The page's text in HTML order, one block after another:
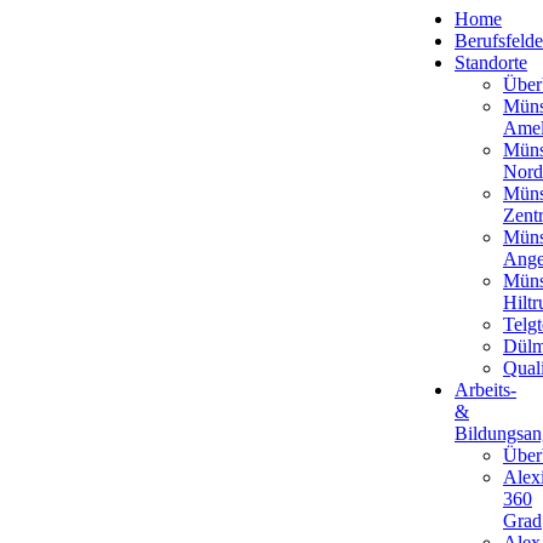
Home
Standorte
Nord
Arbeits-
&
360
Grad